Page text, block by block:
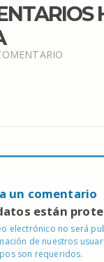
un comentario
están
electrónico no será
de nuestros
son requeridos.